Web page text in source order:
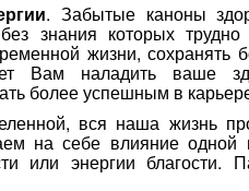
. Забытые каноны
знания которых
жизни, сохранять
Вам наладить ваше
более успешным в
вся наша жизнь
на себе влияние одной
или энергии благости.